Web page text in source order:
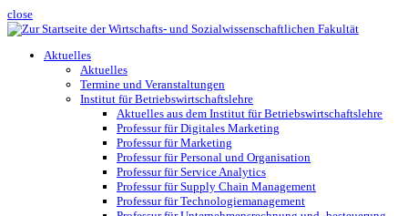
close
Aktuelles
Aktuelles
Termine und Veranstaltungen
Institut für Betriebswirtschaftslehre
Aktuelles aus dem Institut für Betriebswirtschaftslehre
Professur für Digitales Marketing
Professur für Marketing
Professur für Personal und Organisation
Professur für Service Analytics
Professur für Supply Chain Management
Professur für Technologiemanagement